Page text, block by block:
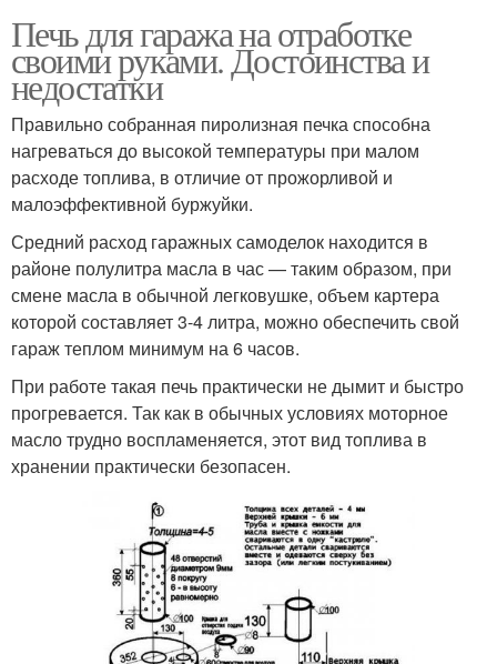
Печь для гаража на отработке
своими руками. Достоинства и
недостатки
Правильно собранная пиролизная печка способна
нагреваться до высокой температуры при малом
расходе топлива, в отличие от прожорливой и
малоэффективной буржуйки.
Средний расход гаражных самоделок находится в
районе полулитра масла в час — таким образом, при
смене масла в обычной легковушке, объем картера
которой составляет 3-4 литра, можно обеспечить свой
гараж теплом минимум на 6 часов.
При работе такая печь практически не дымит и быстро
прогревается. Так как в обычных условиях моторное
масло трудно воспламеняется, этот вид топлива в
хранении практически безопасен.